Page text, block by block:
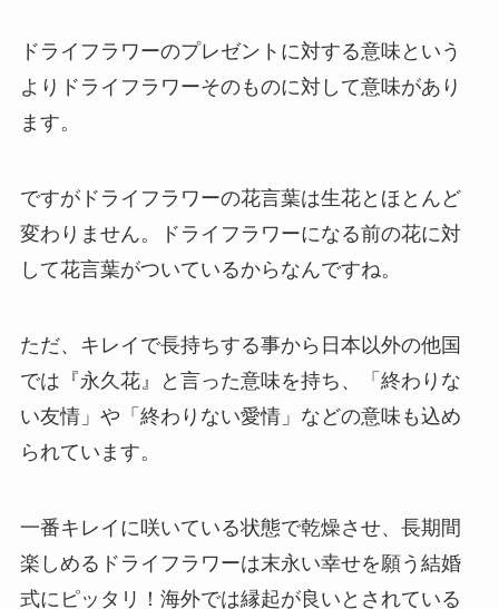
ドライフラワーのプレゼントに対する意味という
よりドライフラワーそのものに対して意味があり
ます。
ですがドライフラワーの花言葉は生花とほとんど
変わりません。ドライフラワーになる前の花に対
して花言葉がついているからなんですね。
ただ、キレイで長持ちする事から日本以外の他国
では『永久花』と言った意味を持ち、「終わりな
い友情」や「終わりない愛情」などの意味も込め
られています。
一番キレイに咲いている状態で乾燥させ、長期間
楽しめるドライフラワーは末永い幸せを願う結婚
式にピッタリ！海外では縁起が良いとされている